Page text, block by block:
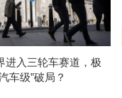
进入三轮车赛道，极
车级”破局？